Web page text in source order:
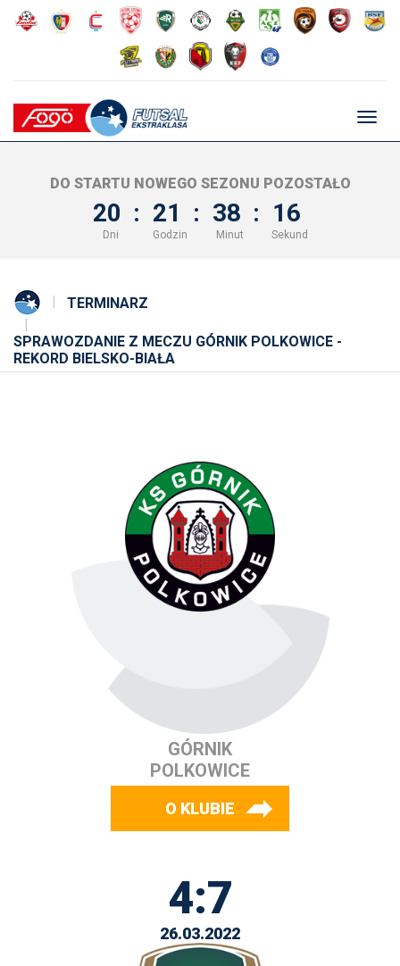
DO STARTU NOWEGO SEZONU POZOSTAŁO
20 : 21 : 38 : 16
Dni Godzin Minut Sekund
TERMINARZ
SPRAWOZDANIE Z MECZU GÓRNIK POLKOWICE -
REKORD BIELSKO-BIAŁA
GÓRNIK
POLKOWICE
O KLUBIE
4:7
26.03.2022